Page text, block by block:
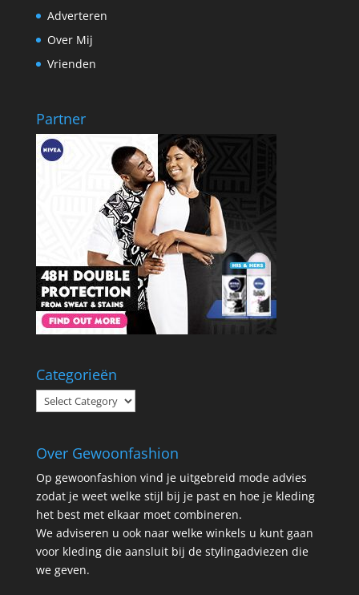
Adverteren
Over Mij
Vrienden
Partner
Categorieën
Categorieën
Over Gewoonfashion
Op gewoonfashion vind je uitgebreid mode advies
zodat je weet welke stijl bij je past en hoe je kleding
het best met elkaar moet combineren.
We adviseren u ook naar welke winkels u kunt gaan
voor kleding die aansluit bij de stylingadviezen die
we geven.